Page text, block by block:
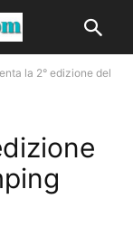
la 2° edizione del